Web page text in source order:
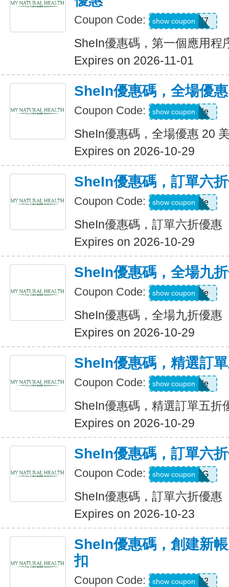
Coupon Code: QTEK4N7
show coupon
SheIn優惠碼，第一個應用程
Expires on 2026-11-01
SheIn優惠碼，全場優
Coupon Code: Show Code
show coupon
SheIn優惠碼，全場優惠 20
Expires on 2026-10-29
SheIn優惠碼，訂單六
Coupon Code: Show Code
show coupon
SheIn優惠碼，訂單六折優惠
Expires on 2026-10-29
SheIn優惠碼，全場九
Coupon Code: Show Code
show coupon
SheIn優惠碼，全場九折優惠
Expires on 2026-10-29
SheIn優惠碼，精選訂
Coupon Code: Show Code
show coupon
SheIn優惠碼，精選訂單五折
Expires on 2026-10-29
SheIn優惠碼，訂單六
Coupon Code: T5K539G
show coupon
SheIn優惠碼，訂單六折優惠
Expires on 2026-10-23
SheIn優惠碼，創建新
扣
Coupon Code: SWHC2
show coupon